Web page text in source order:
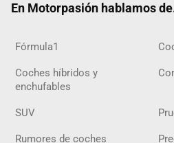
En Motorpasión hablamos
Fórmula1
Coches híbridos y
enchufables
SUV
Rumores de coches